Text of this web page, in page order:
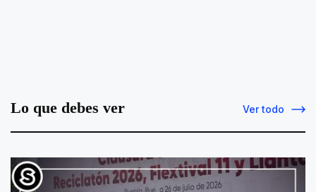
Lo que debes ver Ver todo